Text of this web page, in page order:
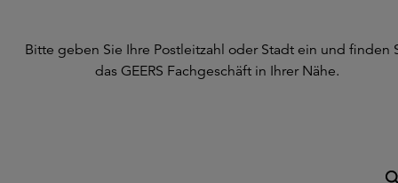
Bitte geben Sie Ihre Postleitzahl oder Stadt ein und finden
das GEERS Fachgeschäft in Ihrer Nähe.